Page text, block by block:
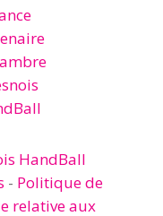
HandBall
- Politique de
relative aux